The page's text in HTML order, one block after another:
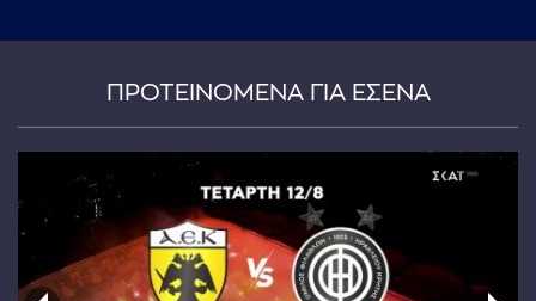
ΠΡΟΤΕΙΝΟΜΕΝΑ ΓΙΑ ΕΣΕΝΑ